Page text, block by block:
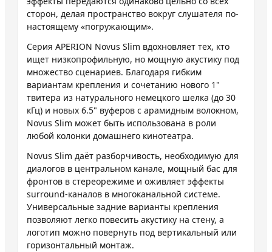
сторон, делая пространство вокруг слушателя по-
настоящему «погружающим».
Серия APERION Novus Slim вдохновляет тех, кто
ищет низкопрофильную, но мощную акустику под
множество сценариев. Благодаря гибким
вариантам крепления и сочетанию нового 1"
твитера из натурального немецкого шелка (до 30
кГц) и новых 6.5" вуферов с арамидным волокном,
Novus Slim может быть использована в роли
любой колонки домашнего кинотеатра.
Novus Slim даёт разборчивость, необходимую для
диалогов в центральном канале, мощный бас для
фронтов в стереорежиме и оживляет эффекты
surround-каналов в многоканальной системе.
Универсальные задние варианты крепления
позволяют легко повесить акустику на стену, а
логотип можно повернуть под вертикальный или
горизонтальный монтаж.